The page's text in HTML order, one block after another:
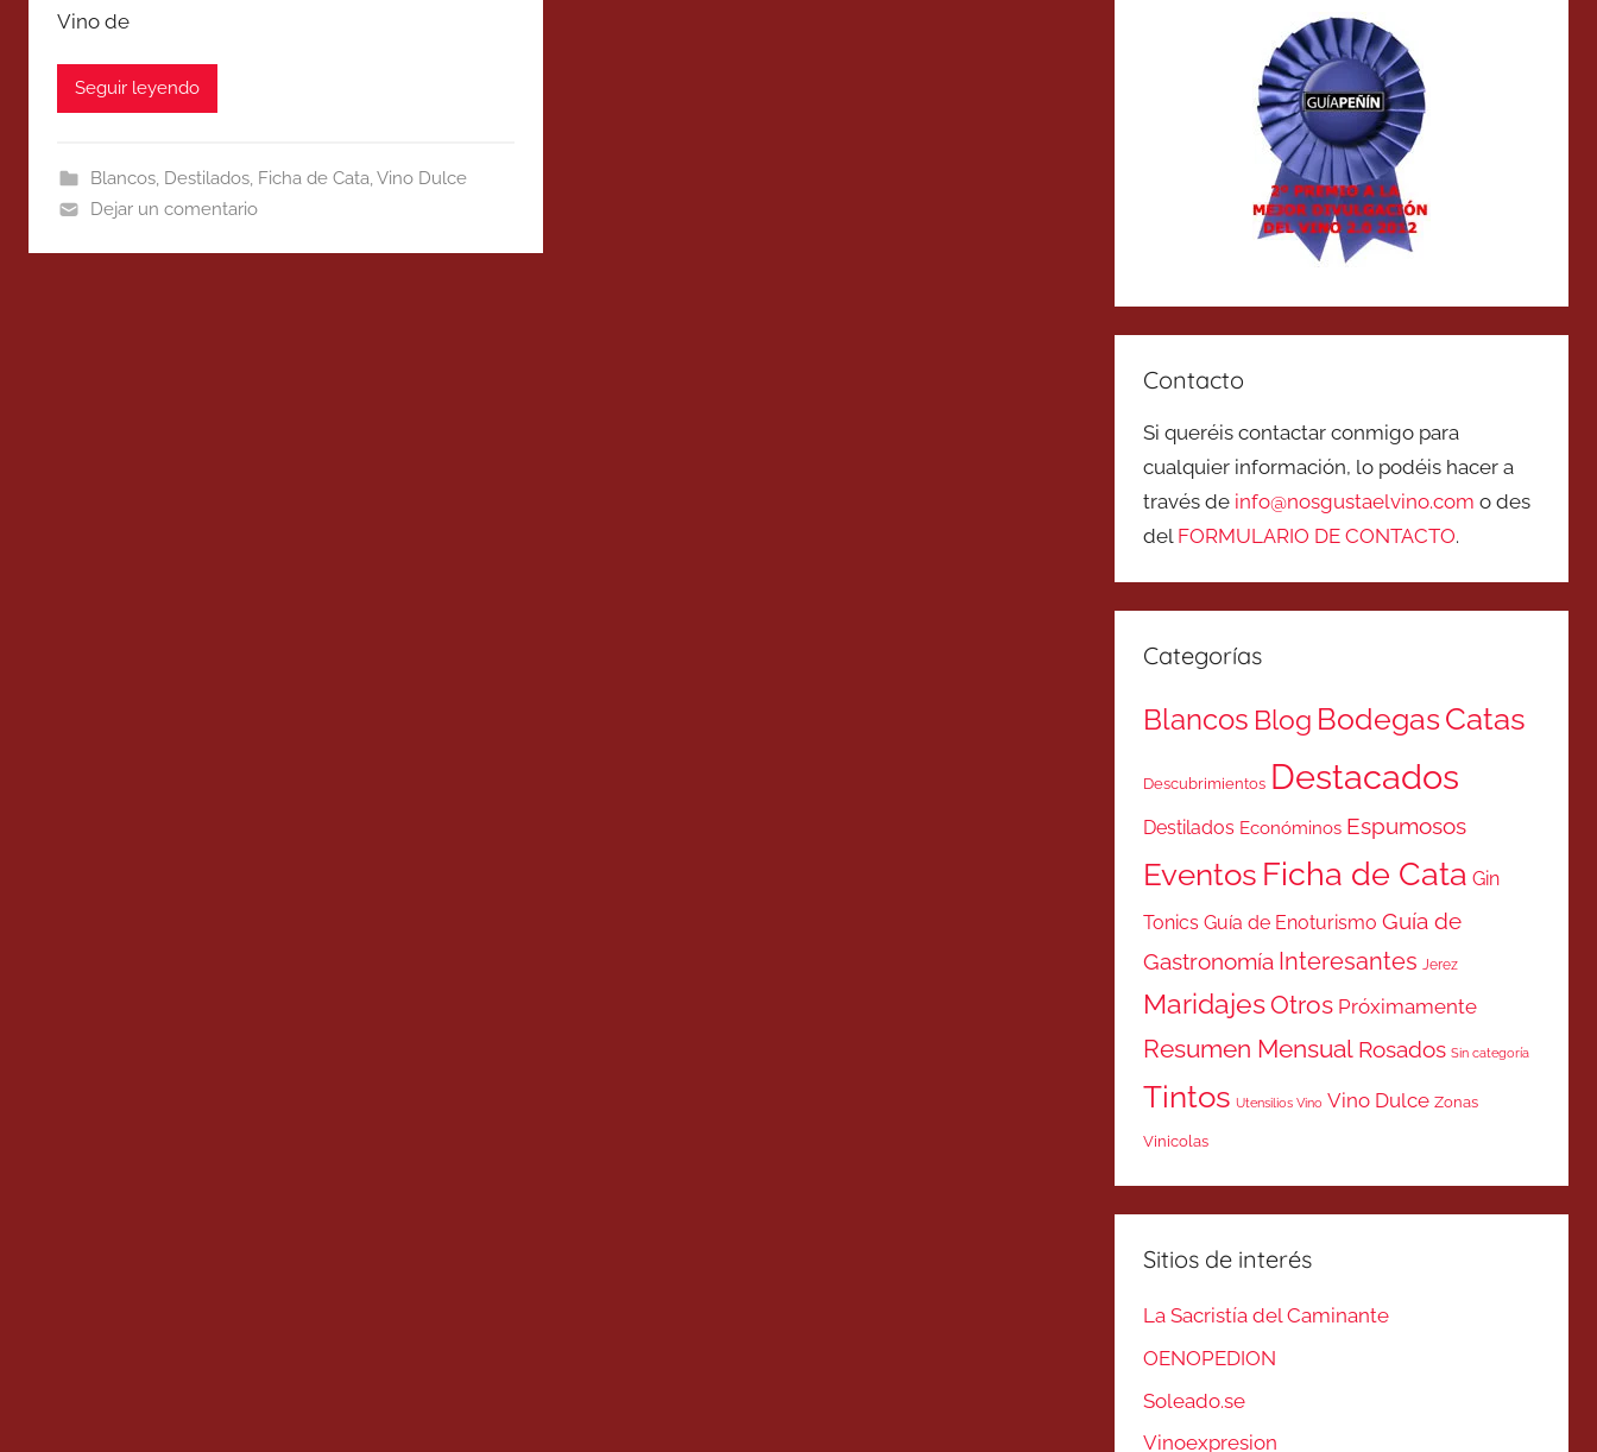
Vino de
Seguir leyendo
Blancos, Destilados, Ficha de Cata,Vino Dulce
Dejar un comentario
Contacto
Si queréis contactar conmigo para
cualquier información, lo podéis hacer a
través de info@nosgustaelvino.com o des
del FORMULARIO DE CONTACTO.
Categorías
Blancos Blog BodegasCatas
Descubrimientos Destacados
Destilados Económinos Espumosos
Eventos Ficha de Cata Gin
Tonics Guía de Enoturismo Guía de
Gastronomía Interesantes Jerez
MaridajesOtros Próximamente
Resumen Mensual Rosados Sin categoría
Tintos Utensilios Vino Vino Dulce Zonas
Vinicolas
Sitios de interés
La Sacristía del Caminante
OENOPEDION
Soleado.se
Vinoexpresion